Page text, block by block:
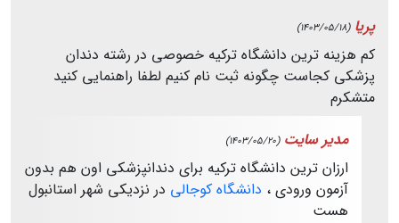
پریا (1403/05/18)
کم هزینه ترین دانشگاه ترکیه خصوصی در رشته دندان
پزشکی کجاست چگونه ثبت نام کنیم لطفا راهنمایی کنید
متشکرم
مدیر سایت (1403/05/20)
ارزان ترین دانشگاه ترکیه برای دندانپزشکی اون هم بدون
آزمون ورودی ، دانشگاه کوجالی در نزدیکی شهر استانبول
هست